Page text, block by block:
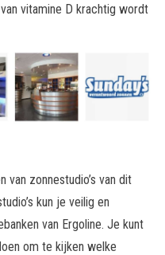
vitamine D krachtig wordt
van zonnestudio’s van dit
kun je veilig en
van Ergoline. Je kunt
om te kijken welke